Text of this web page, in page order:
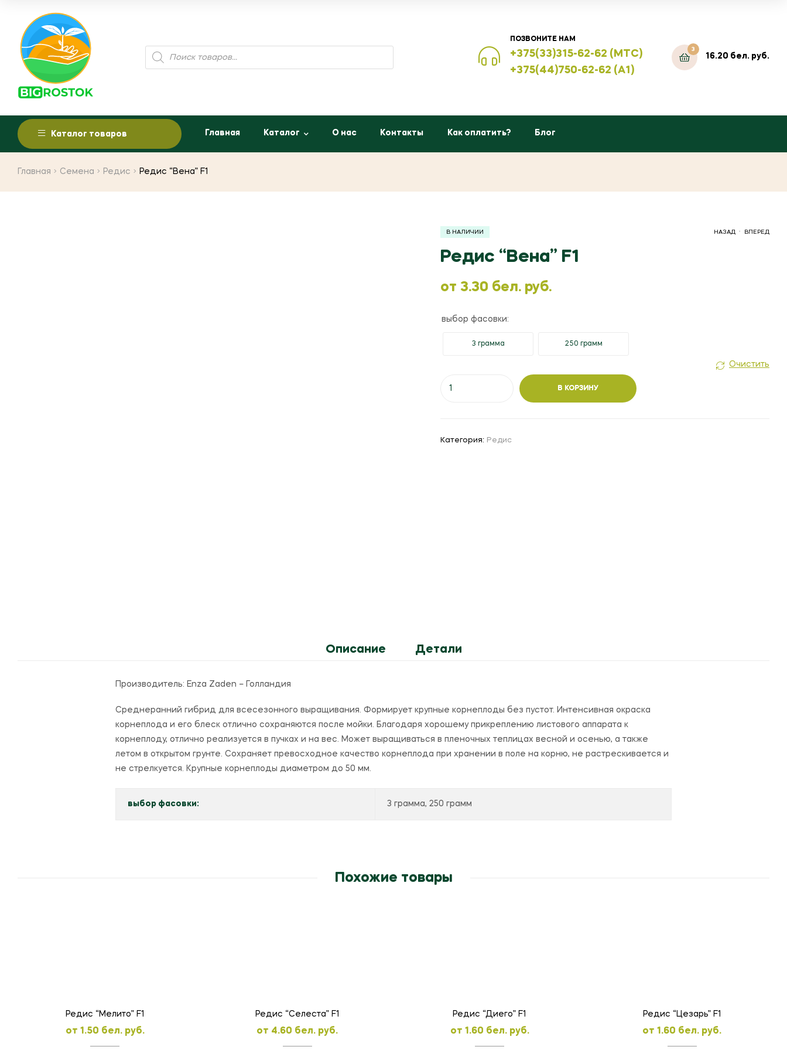
Поиск
товаров
ПОЗВОНИТЕ НАМ
+375(33)315-62-62 (МТС)
+375(44)750-62-62 (А1)
3
16.20 бел. руб.
Каталог товаров Главная Каталог О нас Контакты Как оплатить? Блог
Главная Семена Редис Редис “Вена” F1
НАЗАД ВПЕРЕД
В НАЛИЧИИ
Редис “Вена” F1
oт 3.30 бел. руб.
выбор фасовки:
3 грамма 250 грамм
Очистить
F1
В КОРЗИНУ
Категория: Редис
Описание Детали
Производитель: Enza Zaden – Голландия
Среднеранний гибрид для всесезонного выращивания. Формирует крупные корнеплоды без пустот. Интенсивная окраска
корнеплода и его блеск отлично сохраняются после мойки. Благодаря хорошему прикреплению листового аппарата к
корнеплоду, отлично реализуется в пучках и на вес. Может выращиваться в пленочных теплицах весной и осенью, а также
летом в открытом грунте. Сохраняет превосходное качество корнеплода при хранении в поле на корню, не растрескивается и
не стрелкуется. Крупные корнеплоды диаметром до 50 мм.
выбор фасовки: 3 грамма, 250 грамм
Похожие товары
Редис “Мелито” F1
oт 1.50 бел. руб.
Редис “Селеста” F1
oт 4.60 бел. руб.
Редис “Диего” F1
oт 1.60 бел. руб.
Редис “Цезарь” F1
oт1.60 бел. руб.